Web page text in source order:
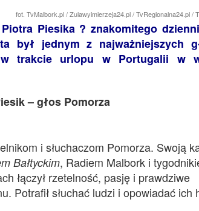
fot. TvMalbork.pl / Zulawyimierzeja24.pl / TvRegionalna24.pl /
Piesika ? znakomitego
był jednym z najważniejszych
trakcie urlopu w Portugalii w
– głos Pomorza
i słuchaczom Pomorza. Swoją
Bałtyckim, Radiem Malbork i
łączył rzetelność, pasję i prawdziwe
Potrafił słuchać ludzi i opowiadać ich